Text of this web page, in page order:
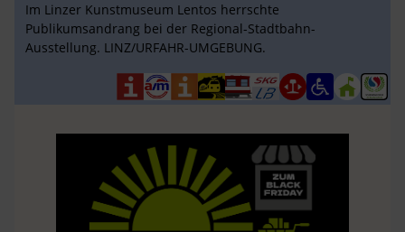
Im Linzer Kunstmuseum Lentos herrschte
Publikumsandrang bei der Regional-Stadtbahn-
Ausstellung. LINZ/URFAHR-UMGEBUNG.